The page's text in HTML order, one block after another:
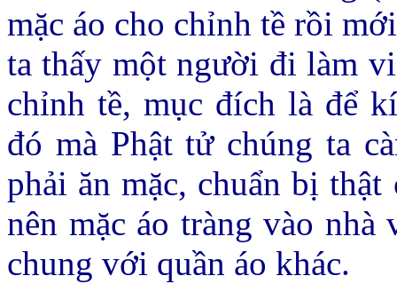
mặc áo cho chỉnh tề rồi
ta thấy một người đi làm
chỉnh tề, mục đích là để
đó mà Phật tử chúng ta
phải ăn mặc, chuẩn bị
nên mặc áo tràng vào
chung với quần áo khác.